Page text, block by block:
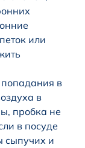
или
попадания в
в
пробка не
в посуде
сыпучих и